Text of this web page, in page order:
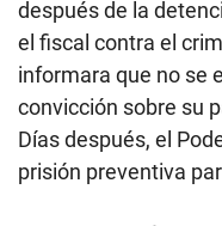
después de la
el fiscal contra el
informara que no se
convicción sobre su
Días después, el
prisión preventiva